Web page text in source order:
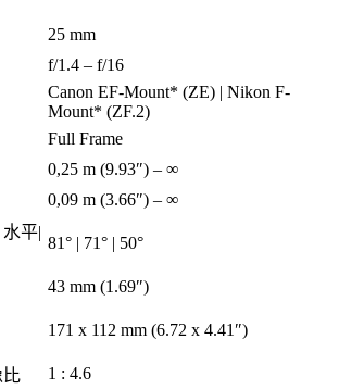
25 mm
f/1.4 – f/16
Canon EF-Mount* (ZE) | Nikon F-
Mount* (ZF.2)
Full Frame
0,25 m (9.93″) – ∞
0,09 m (3.66″) – ∞
平|
81° | 71° | 50°
43 mm (1.69″)
171 x 112 mm (6.72 x 4.41″)
比
1 : 4.6